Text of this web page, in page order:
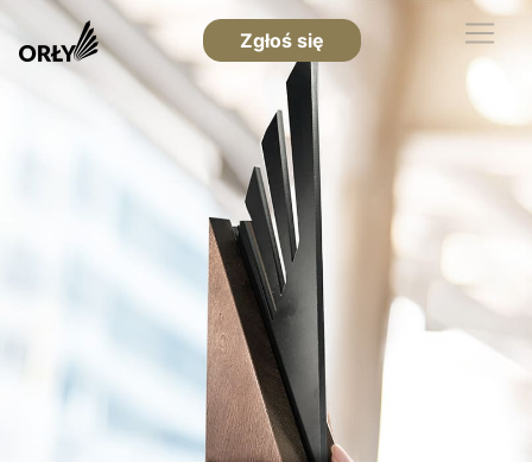
Zgłoś się